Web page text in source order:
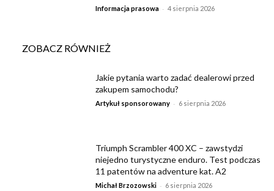
Informacja prasowa - 4 sierpnia 2026
ZOBACZ RÓWNIEŻ
Jakie pytania warto zadać dealerowi przed
zakupem samochodu?
Artykuł sponsorowany - 6 sierpnia 2026
Triumph Scrambler 400 XC – zawstydzi
niejedno turystyczne enduro. Test podczas
11 patentów na adventure kat. A2
Michał Brzozowski - 6 sierpnia 2026